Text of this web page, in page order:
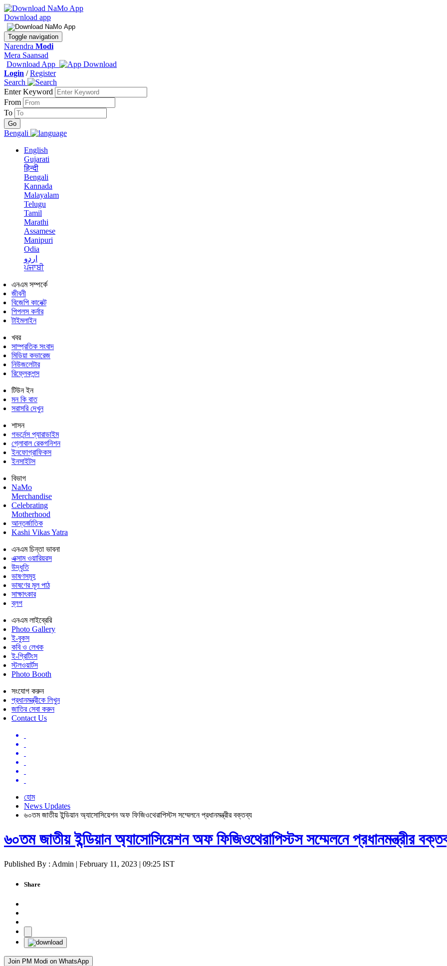
Download app
Toggle navigation
Narendra Modi
Mera Saansad
Download App
Login /Register
Search
Enter Keyword
From
To
Bengali
English
Gujarati
हिन्दी
Bengali
Kannada
Malayalam
Telugu
Tamil
Marathi
Assamese
Manipuri
Odia
اردو
ਪੰਜਾਬੀ
এনএম সম্পর্কে
জীবনী
বিজেপি কানেক্ট
পিপলস কর্নার
টাইমলাইন
খবর
সাম্প্রতিক সংবাদ
মিডিয়া কভারেজ
নিউজলেটার
রিফ্লেকশন্স
টিউন ইন
মন কি বাত
সরাসরি দেখুন
শাসন
গভর্নেন্স প্যারাডাইম
গ্লোবাল রেকগনিশন
ইনফোগ্রাফিকস
ইনসাইটস
বিভাগ
NaMo
Merchandise
Celebrating
Motherhood
আন্তর্জাতিক
Kashi Vikas Yatra
এনএম চিন্তা ভাবনা
এক্সাম ওয়ারিয়রস
উদ্ধৃতি
ভাষণসমূহ
ভাষণের মূল পাঠ
সাক্ষাৎকার
ব্লগ
এনএম লাইব্রেরি
Photo Gallery
ই-বুকস
কবি ও লেখক
ই-গ্রিটিংস
স্টলওয়ার্টস
Photo Booth
সংযোগ করুন
প্রধানমন্ত্রীকে লিখুন
জাতির সেবা করুন
Contact Us
হোম
News Updates
৬০তম জাতীয় ইন্ডিয়ান অ্যাসোসিয়েশন অফ ফিজিওথেরাপিস্টস সম্মেলনে প্রধানমন্ত্রীর বক্তব্য
৬০তম জাতীয় ইন্ডিয়ান অ্যাসোসিয়েশন অফ ফিজিওথেরাপিস্টস সম্মেলনে প্রধানমন্ত্রীর
Published By : Admin | February 11, 2023 | 09:25 IST
Share
Join PM Modi on WhatsApp